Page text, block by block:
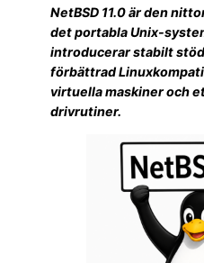
NetBSD 11.0 är den
det portabla Unix-
introducerar stabilt
förbättrad
virtuella maskiner och
drivrutiner.